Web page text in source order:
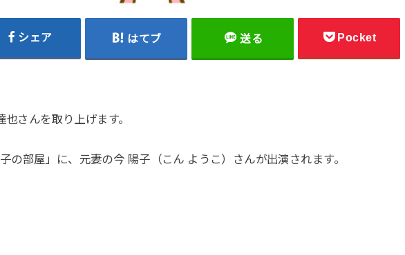
シェア はてブ 送る Pocket
さんを取り上げます。
の部屋」に、元妻の今 陽子（こん ようこ）さんが出演されます。